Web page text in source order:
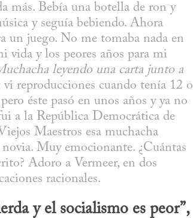
más. Bebía una botella de ron y
y seguía bebiendo. Ahora
un juego. No me tomaba nada en
vida y los peores años para mi
leyendo una carta junto a
reproducciones cuando tenía 12 o
éste pasó en unos años y ya no
a la República Democrática de
Maestros esa muchacha
Muy emocionante. ¿Cuántas
Adoro a Vermeer, en dos
racionales.
y el socialismo es peor”,